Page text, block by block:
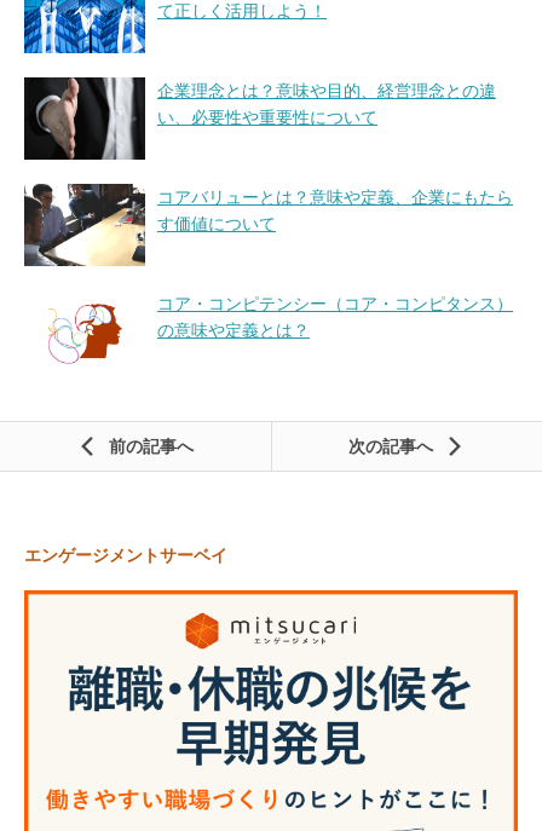
て正しく活用しよう！
企業理念とは？意味や目的、経営理念との違
い、必要性や重要性について
コアバリューとは？意味や定義、企業にもたら
す価値について
コア・コンピテンシー（コア・コンピタンス）
の意味や定義とは？
前の記事 次の記事
エンゲージメントサーベイ